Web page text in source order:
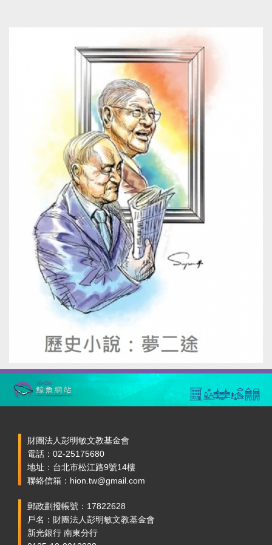
財團法人彭明敏文教基金會
電話：02-25175680
地址：台北市松江路9號14樓
聯絡信箱：hion.tw@gmail.com
郵政劃撥帳號：17822628
戶名：財團法人彭明敏文教基金會
新光銀行 南東分行